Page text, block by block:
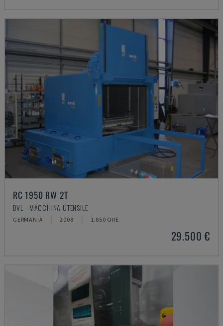
RC 1950 RW 2T
BVL - MACCHINA UTENSILE
GERMANIA 2008 1.850 ORE
29.500 €